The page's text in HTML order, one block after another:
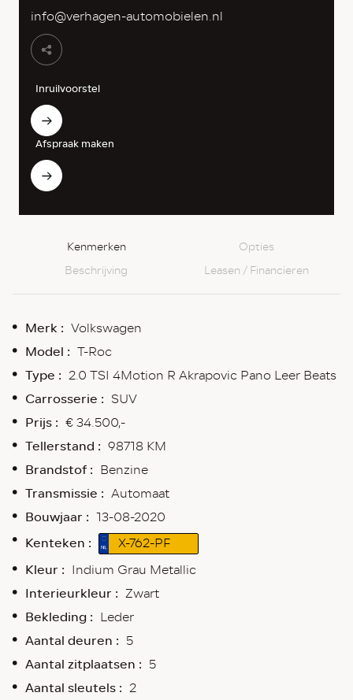
info@verhagen-automobielen.nl
Inruilvoorstel
Afspraak maken
Kenmerken
Opties
Beschrijving
Leasen / Financieren
Merk : Volkswagen
Model : T-Roc
Type : 2.0 TSI 4Motion R Akrapovic Pano Leer Beats
Carrosserie : SUV
Prijs : € 34.500,-
Tellerstand : 98718 KM
Brandstof : Benzine
Transmissie : Automaat
Bouwjaar : 13-08-2020
Kenteken : X-762-PF
Kleur : Indium Grau Metallic
Interieurkleur : Zwart
Bekleding : Leder
Aantal deuren : 5
Aantal zitplaatsen : 5
Aantal sleutels : 2